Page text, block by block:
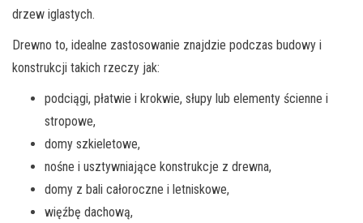
drzew iglastych.
Drewno to, idealne zastosowanie znajdzie podczas budowy i
konstrukcji takich rzeczy jak:
podciągi, płatwie i krokwie, słupy lub elementy ścienne i
stropowe,
domy szkieletowe,
nośne i usztywniające konstrukcje z drewna,
domy z bali całoroczne i letniskowe,
więźbę dachową,